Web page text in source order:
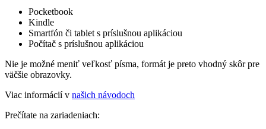
Pocketbook
Kindle
Smartfón či tablet s príslušnou aplikáciou
Počítač s príslušnou aplikáciou
Nie je možné meniť veľkosť písma, formát je preto vhodný skôr pre
väčšie obrazovky.
Viac informácií v našich návodoch
Prečítate na zariadeniach: